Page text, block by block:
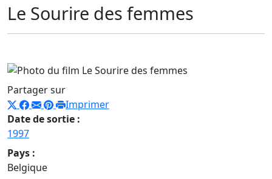
Le Sourire des femmes
Partager sur
Imprimer
Date de sortie :
1997
Pays :
Belgique